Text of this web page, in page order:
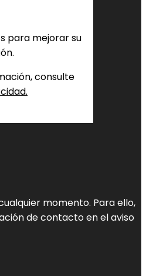
para mejorar su
consulte
momento. Para ello,
de contacto en el aviso